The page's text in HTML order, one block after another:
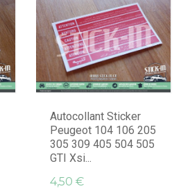
Autocollant Sticker
Peugeot 104 106 205
305 309 405 504 505
GTI Xsi...
4,50 €